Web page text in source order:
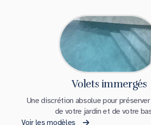
Volets immergés
Une discrétion absolue pour
de votre jardin et de votre
Voir les modèles